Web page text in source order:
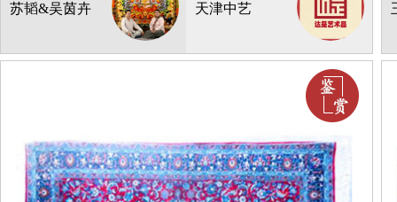
天津中艺
苏韬&吴茵卉
库存：1